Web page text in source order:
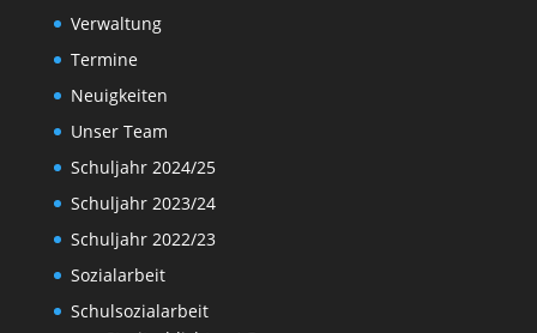
Verwaltung
Termine
Neuigkeiten
Unser Team
Schuljahr 2024/25
Schuljahr 2023/24
Schuljahr 2022/23
Sozialarbeit
Schulsozialarbeit